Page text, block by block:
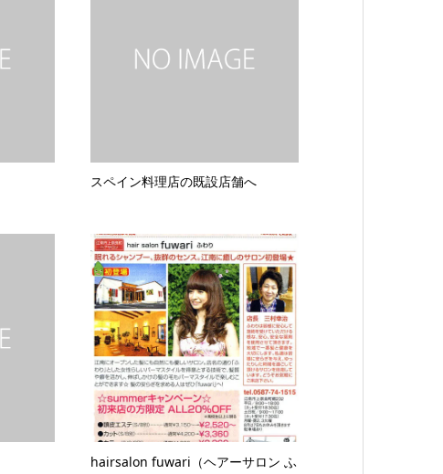
スペイン料理店の既設店舗へ
hairsalon fuwari（ヘアーサロン ふ